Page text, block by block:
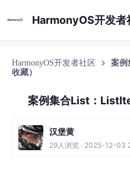
HarmonyOS开发者社区
案例
收藏）
案例集合List：
汉堡黄
29人浏览 · 2025-12-03